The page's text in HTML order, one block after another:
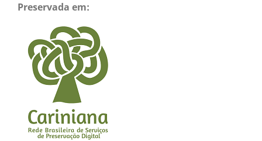
Preservada em: